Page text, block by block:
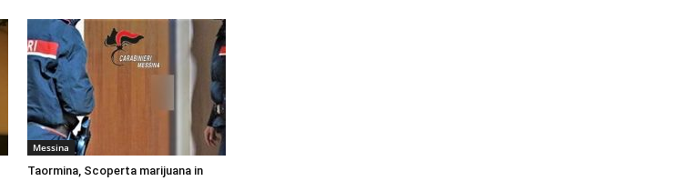
Messina
Taormina, Scoperta marijuana in